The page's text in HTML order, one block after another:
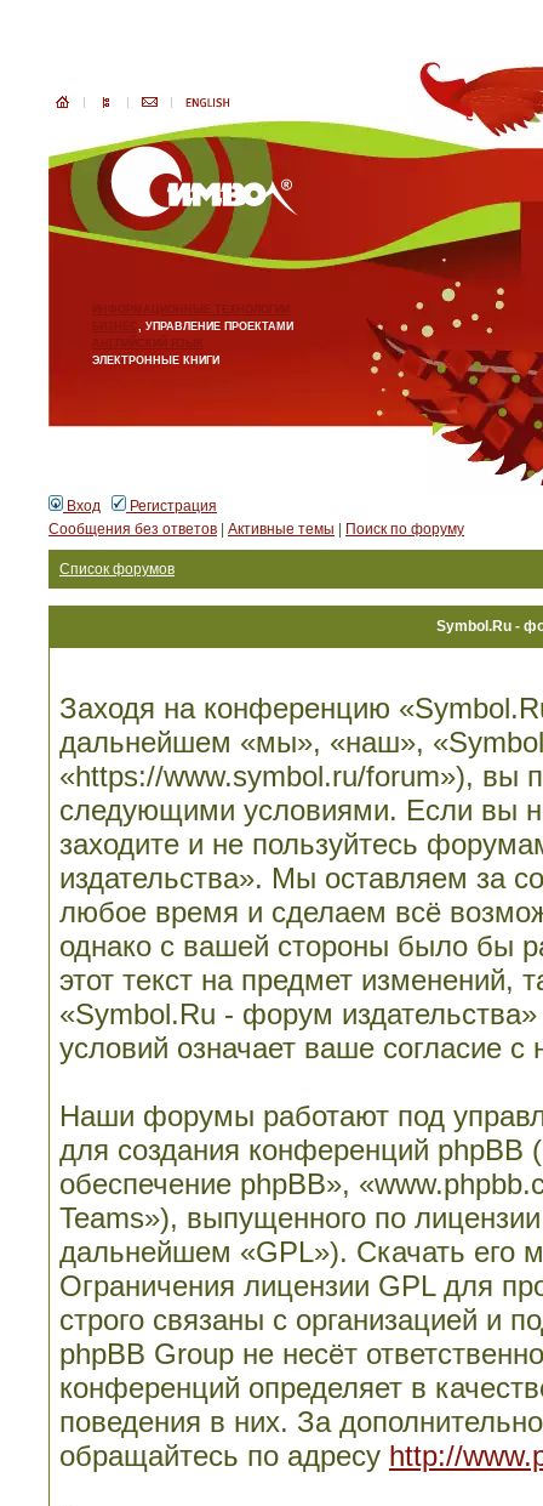
ИНФОРМАЦИОННЫЕ ТЕХНОЛОГИИ
БИЗНЕС, УПРАВЛЕНИЕ ПРОЕКТАМИ
АНГЛИЙСКИЙ ЯЗЫК
ЭЛЕКТРОННЫЕ КНИГИ
Вход
Регистрация
Сообщения без ответов
Активные темы Поиск по форуму
Список форумов
Symbol.Ru -
Заходя на конференцию
дальнейшем «мы», «наш»,
«https://www.symbol.ru/forum»), вы
следующими условиями. Если вы
заходите и не пользуйтесь
издательства». Мы оставляем за
любое время и сделаем всё
однако с вашей стороны было бы
этот текст на предмет изменений,
«Symbol.Ru - форум
условий означает ваше согласие с
Наши форумы работают под
для создания конференций
обеспечение phpBB»,
Teams»), выпущенного по
дальнейшем «GPL»). Скачать его
Ограничения лицензии GPL для
строго связаны с организацией и
phpBB Group не несёт
конференций определяет в
поведения в них. За
обращайтесь по адресу http://